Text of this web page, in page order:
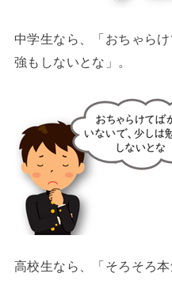
中学生なら、「おちゃら
強もしないとな」。
高校生なら、「そろそろ